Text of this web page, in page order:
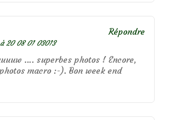
20 08 01 03013
…. superbes photos ! Encore,
macro :-). Bon week end
Répondre